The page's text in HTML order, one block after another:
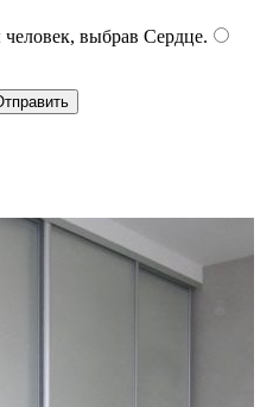
выбрав Сердце.